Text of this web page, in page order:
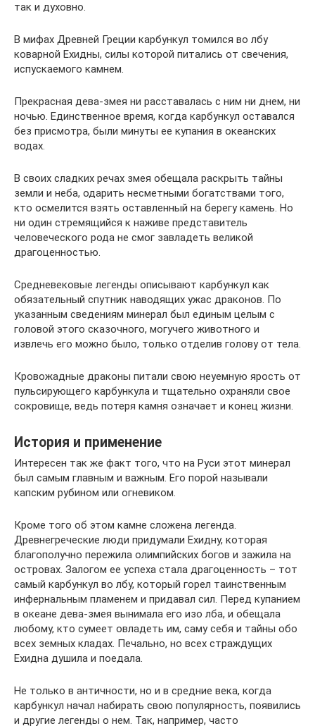
так и духовно.
В мифах Древней Греции карбункул томился во лбу
коварной Ехидны, силы которой питались от свечения,
испускаемого камнем.
Прекрасная дева-змея ни расставалась с ним ни днем, ни
ночью. Единственное время, когда карбункул оставался
без присмотра, были минуты ее купания в океанских
водах.
В своих сладких речах змея обещала раскрыть тайны
земли и неба, одарить несметными богатствами того,
кто осмелится взять оставленный на берегу камень. Но
ни один стремящийся к наживе представитель
человеческого рода не смог завладеть великой
драгоценностью.
Средневековые легенды описывают карбункул как
обязательный спутник наводящих ужас драконов. По
указанным сведениям минерал был единым целым с
головой этого сказочного, могучего животного и
извлечь его можно было, только отделив голову от тела.
Кровожадные драконы питали свою неуемную ярость от
пульсирующего карбункула и тщательно охраняли свое
сокровище, ведь потеря камня означает и конец жизни.
История и применение
Интересен так же факт того, что на Руси этот минерал
был самым главным и важным. Его порой называли
капским рубином или огневиком.
Кроме того об этом камне сложена легенда.
Древнегреческие люди придумали Ехидну, которая
благополучно пережила олимпийских богов и зажила на
островах. Залогом ее успеха стала драгоценность – тот
самый карбункул во лбу, который горел таинственным
инфернальным пламенем и придавал сил. Перед купанием
в океане дева-змея вынимала его изо лба, и обещала
любому, кто сумеет овладеть им, саму себя и тайны обо
всех земных кладах. Печально, но всех страждущих
Ехидна душила и поедала.
Не только в античности, но и в средние века, когда
карбункул начал набирать свою популярность, появились
и другие легенды о нем. Так, например, часто